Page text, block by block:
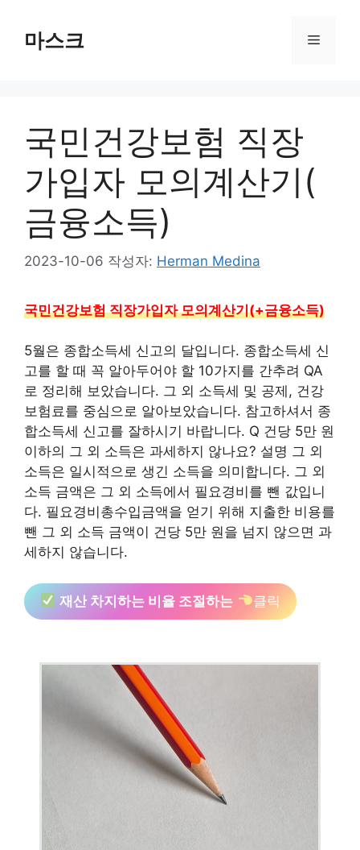
마스크 메
국민건강보험 직장
가입자 모의계산기(
금융소득)
2023-10-06 작성자: Herman Medina
국민건강보험 직장가입자 모의계산기(+금융소득)
5월은 종합소득세 신고의 달입니다. 종합소득세 신
고를 할 때 꼭 알아두어야 할 10가지를 간추려 QA
로 정리해 보았습니다. 그 외 소득세 및 공제, 건강
보험료를 중심으로 알아보았습니다. 참고하셔서 종
합소득세 신고를 잘하시기 바랍니다. Q 건당 5만 원
이하의 그 외 소득은 과세하지 않나요? 설명 그 외
소득은 일시적으로 생긴 소득을 의미합니다. 그 외
소득 금액은 그 외 소득에서 필요경비를 뺀 값입니
다. 필요경비총수입금액을 얻기 위해 지출한 비용를
뺀 그 외 소득 금액이 건당 5만 원을 넘지 않으면 과
세하지 않습니다.
재산 차지하는 비율 조절하는 클릭